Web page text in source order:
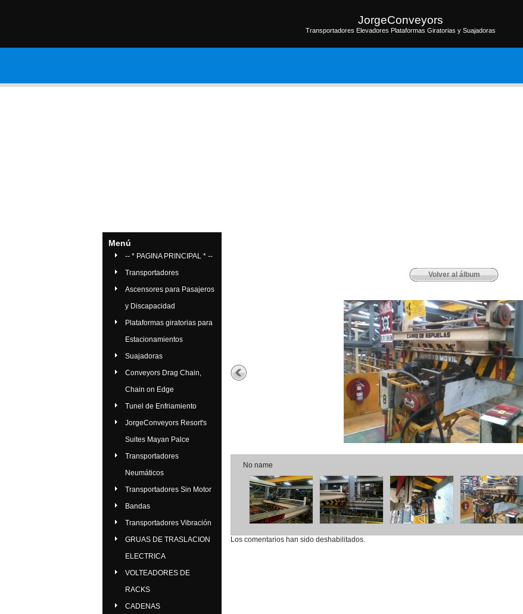
JorgeConveyors
Transportadores Elevadores Plataformas Giratorias y Suajadoras
Menú
-- * PAGINA PRINCIPAL * --
Transportadores
Ascensores para Pasajeros
y Discapacidad
Plataformas giratorias para
Estacionamientos
Suajadoras
Conveyors Drag Chain,
Chain on Edge
Tunel de Enfriamiento
JorgeConveyors Resort's
Suites Mayan Palce
Transportadores
Neumáticos
Transportadores Sin Motor
Bandas
Transportadores Vibración
GRUAS DE TRASLACION
ELECTRICA
VOLTEADORES DE
RACKS
CADENAS
Volver al álbum
No name
Los comentarios han sido deshabilitados.